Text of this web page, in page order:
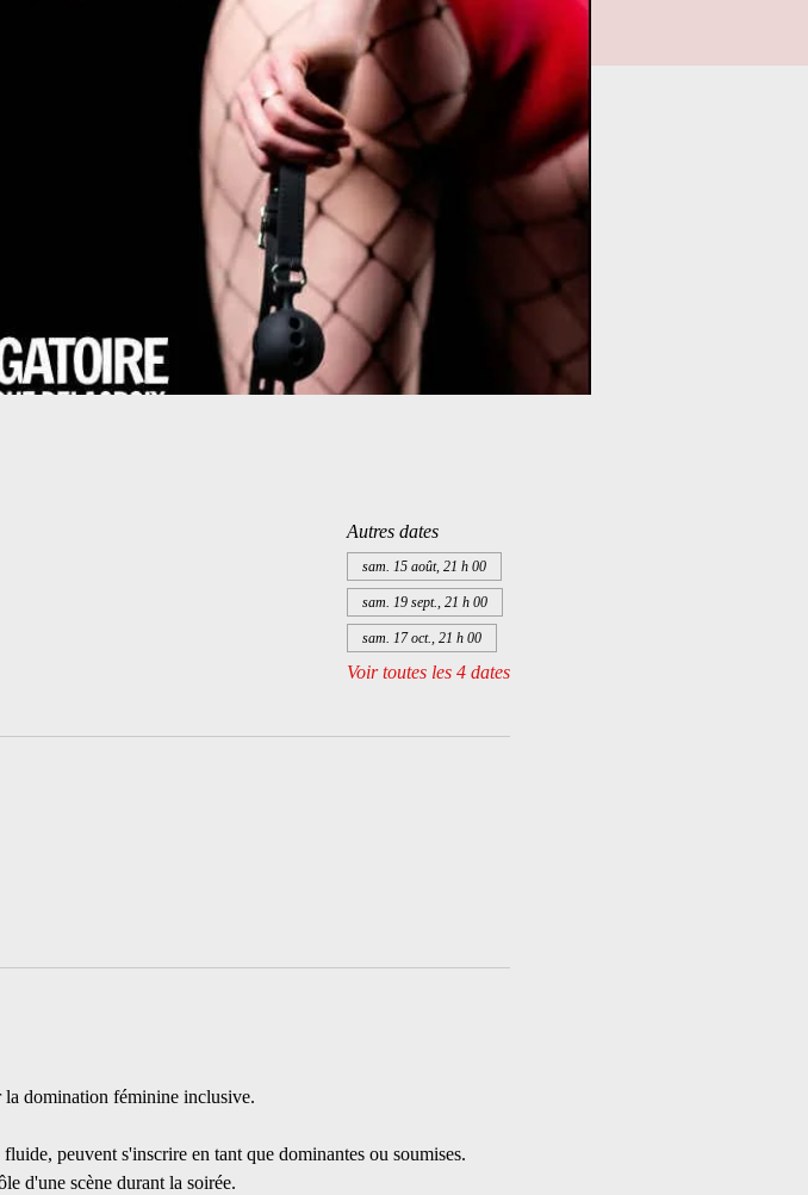
Autres dates
sam. 15 août, 21 h 00
sam. 19 sept., 21 h 00
sam. 17 oct., 21 h 00
Voir toutes les 4 dates
domination féminine inclusive.
peuvent s'inscrire en tant que dominantes ou soumises.
d'une scène durant la soirée.